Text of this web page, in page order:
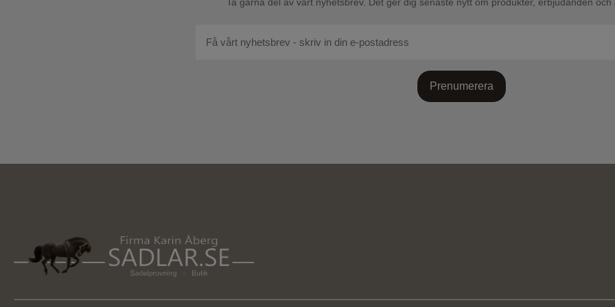
Ta gärna del av vårt nyhetsbrev. Det ger dig senaste nytt om produkter, erbjudanden
Prenumerera